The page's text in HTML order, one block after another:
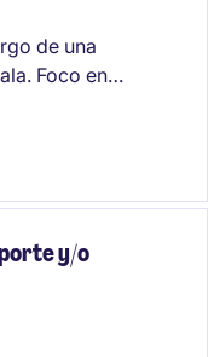
de una
Foco en
y/o